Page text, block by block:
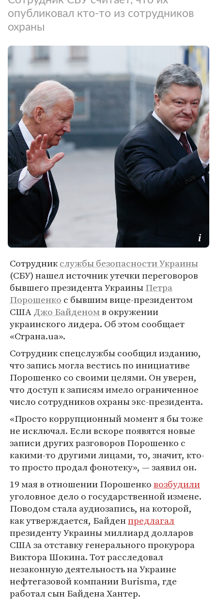
опубликовал кто-то из сотрудников
охраны
Сотрудникслужбы безопасности Украины
(СБУ) нашел источник утечки переговоров
бывшего президента УкраиныПетра
Порошенко с бывшим вице-президентом
СШАДжо Байденомв окружении
украинского лидера. Об этом сообщает
«Страна.ua».
Сотрудник спецслужбы сообщил изданию,
что запись могла вестись по инициативе
Порошенко со своими целями. Он уверен,
что доступ к записям имело ограниченное
число сотрудников охраны экс-президента.
«Просто коррупционный момент я бы тоже
не исключал. Если вскоре появятся новые
записи других разговоров Порошенко с
какими-то другими лицами, то, значит, кто-
то просто продал фонотеку», — заявил он.
19 мая в отношении Порошенковозбудили
уголовное дело о государственной измене.
Поводом стала аудиозапись, на которой,
как утверждается, Байденпредлагал
президенту Украины миллиард долларов
США за отставку генерального прокурора
Виктора Шокина. Тот расследовал
незаконную деятельность на Украине
нефтегазовой компании Burisma, где
работал сын Байдена Хантер.